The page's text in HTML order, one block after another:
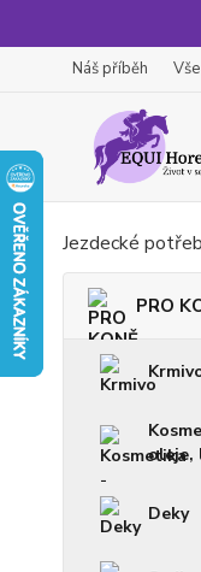
Náš příběh
Jezdecké
PRO
oleje,
Deky